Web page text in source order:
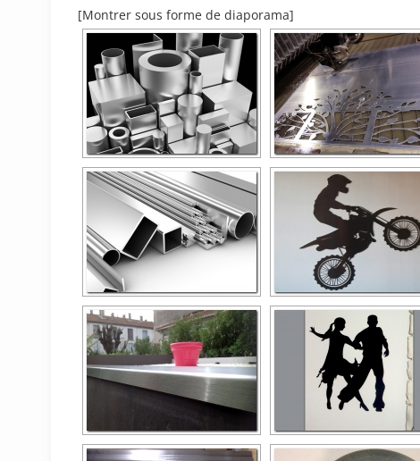
[Montrer sous forme de diaporama]